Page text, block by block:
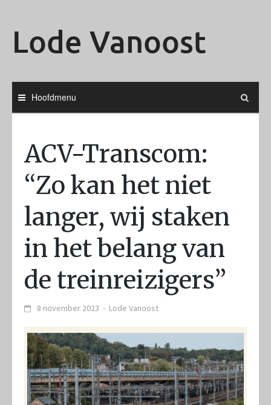
Lode Vanoost
Hoofdmenu
ACV-Transcom:
“Zo kan het niet
langer, wij staken
in het belang van
de treinreizigers”
8 november 2023 - Lode Vanoost